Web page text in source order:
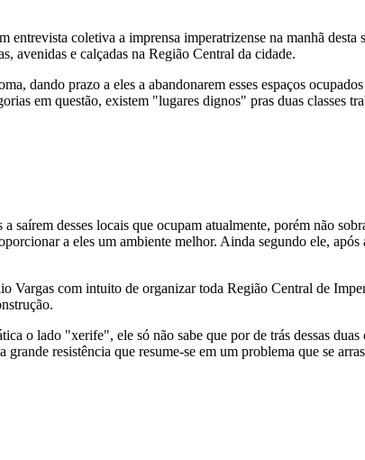
coletiva a imprensa imperatrizense na manhã
avenidas e calçadas na Região Central da cidade.
dando prazo a eles a abandonarem esses espaços
em questão, existem "lugares dignos" pras duas classes
saírem desses locais que ocupam atualmente, porém não
a eles um ambiente melhor. Ainda segundo ele, após
Vargas com intuito de organizar toda Região Central de
o lado "xerife", ele só não sabe que por de trás dessas
resistência que resume-se em um problema que se